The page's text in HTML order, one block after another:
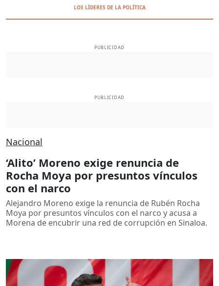
LOS LÍDERES DE LA POLÍTICA
PUBLICIDAD
PUBLICIDAD
Nacional
‘Alito’ Moreno exige renuncia de
Rocha Moya por presuntos vínculos
con el narco
Alejandro Moreno exige la renuncia de Rubén Rocha
Moya por presuntos vínculos con el narco y acusa a
Morena de encubrir una red de corrupción en Sinaloa.